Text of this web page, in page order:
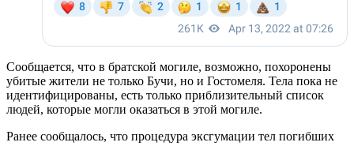
Сообщается, что в братской могиле, возможно, похоронены
убитые жители не только Бучи, но и Гостомеля. Тела пока не
идентифицированы, есть только приблизительный список
людей, которые могли оказаться в этой могиле.
Ранее сообщалось, что процедура эксгумации тел погибших